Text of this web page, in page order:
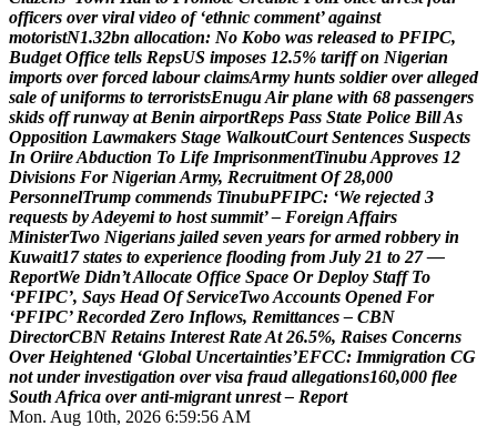
officers over viral video of ‘ethnic comment’ against
motoristN1.32bn allocation: No Kobo was released to PFIPC,
Budget Office tells RepsUS imposes 12.5% tariff on Nigerian
imports over forced labour claimsArmy hunts soldier over alleged
sale of uniforms to terroristsEnuguAir plane with 68 passengers
skids off runway at Benin airportReps Pass State Police BillAs
Opposition Lawmakers Stage WalkoutCourt Sentences Suspects
In OriireAbduction To Life ImprisonmentTinubuApproves 12
Divisions For Nigerian Army, Recruitment Of 28,000
PersonnelTrump commends TinubuPFIPC: ‘We rejected 3
requests byAdeyemi to host summit’ – Foreign Affairs
MinisterTwo Nigerians jailed seven years for armed robbery in
Kuwait17 states to experience flooding from July 21 to 27 —
ReportWe Didn’tAllocate Office Space Or Deploy Staff To
‘PFIPC’, Says Head Of ServiceTwoAccounts Opened For
‘PFIPC’ Recorded Zero Inflows, Remittances – CBN
DirectorCBN Retains Interest RateAt 26.5%, Raises Concerns
Over Heightened ‘Global Uncertainties’EFCC: Immigration CG
not under investigation over visa fraud allegations160,000 flee
South Africa over anti-migrant unrest – Report
Mon. Aug 10th, 2026 6:59:58 AM